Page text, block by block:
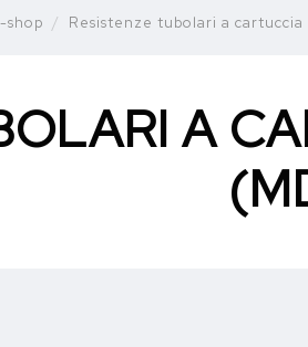
shop Resistenze tubolari a cartuccia
A